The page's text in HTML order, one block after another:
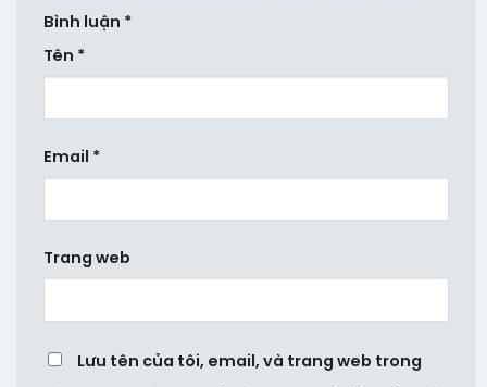
Bình luận *
Tên *
Email *
Trang web
Lưu tên của tôi, email, và trang web trong